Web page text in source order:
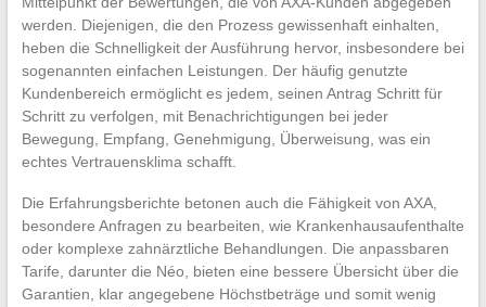
werden. Diejenigen, die den Prozess gewissenhaft einhalten,
heben die Schnelligkeit der Ausführung hervor, insbesondere bei
sogenannten einfachen Leistungen. Der häufig genutzte
Kundenbereich ermöglicht es jedem, seinen Antrag Schritt für
Schritt zu verfolgen, mit Benachrichtigungen bei jeder
Bewegung, Empfang, Genehmigung, Überweisung, was ein
echtes Vertrauensklima schafft.
Die Erfahrungsberichte betonen auch die Fähigkeit von AXA,
besondere Anfragen zu bearbeiten, wie Krankenhausaufenthalte
oder komplexe zahnärztliche Behandlungen. Die anpassbaren
Tarife, darunter die Néo, bieten eine bessere Übersicht über die
Garantien, klar angegebene Höchstbeträge und somit wenig